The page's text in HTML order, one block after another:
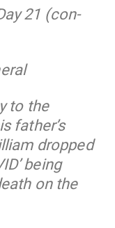
21 (con­
to the
father’s
dropped
being
on the